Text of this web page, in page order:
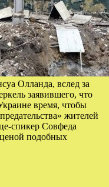
Олланда, вслед за
заявившего, что
время, чтобы
жителей
спикер Совфеда
подобных